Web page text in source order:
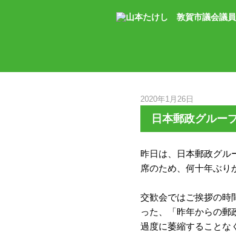
2020年1月26日
日本郵政グルー
昨日は、日本郵政グル
席のため、何十年ぶり
交歓会ではご挨拶の時
った、「昨年からの郵
過度に萎縮することな